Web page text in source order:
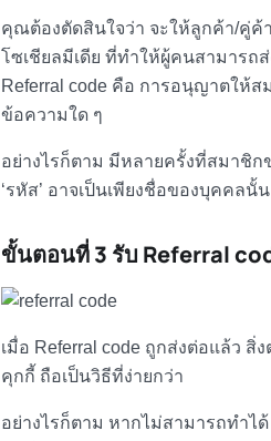
คุณต้องตัดสินใจว่า จะให้ลูกค้า/คู่ค้
โซเชียลมีเดีย ที่ทำให้ผู้คนสามารถ
Referral code คือ การอนุญาตให้ส
ข้อความใด ๆ
อย่างไรก็ตาม มีหลายครั้งที่สมาชิก
‘รหัส’ อาจเป็นเพียงชื่อของบุคคลนั้
ขั้นตอนที่ 3 รับ Referral
เมื่อ Referral code ถูกส่งต่อแล้ว สิ่
คุกกี้ ถือเป็นวิธีที่ง่ายกว่า
อย่างไรก็ตาม หากไม่สามารถทำไ